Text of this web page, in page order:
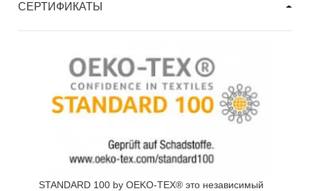
СЕРТИФИКАТЫ
STANDARD 100 by OEKO-TEX® это независимый